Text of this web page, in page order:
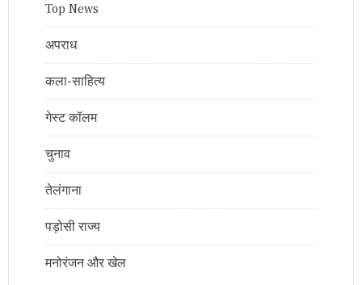
Top News
अपराध
कला-साहित्य
गेस्ट कॉलम
चुनाव
तेलंगाना
पड़ोसी राज्य
मनोरंजन और खेल